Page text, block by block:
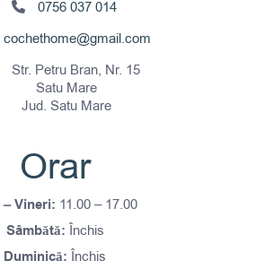
0756 037 014
cochethome@gmail.com
Str. Petru Bran, Nr. 15
Satu Mare
Jud. Satu Mare
Orar
Vineri: 11.00 – 17.00
Sâmbătă: Închis
Duminică: Închis